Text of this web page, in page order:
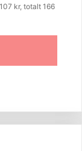
kr, totalt 166